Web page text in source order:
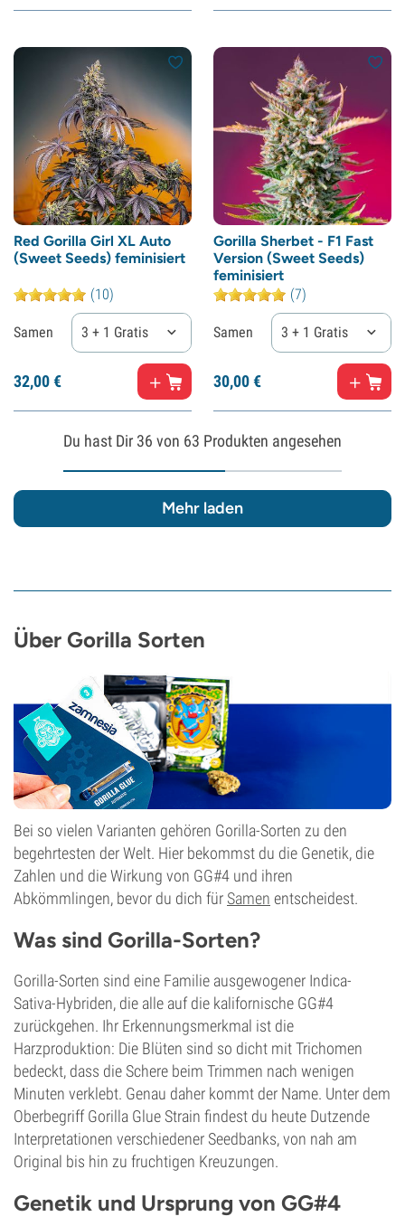
Red Gorilla Girl XL Auto
(Sweet Seeds) feminisiert
(10)
Samen 3 + 1 Gratis
32,00€
Gorilla Sherbet - F1 Fast
Version (Sweet Seeds)
feminisiert
(7)
Samen 3 + 1 Gratis
30,00€
Du hast Dir 36 von 63 Produkten angesehen
Mehr laden
Über Gorilla Sorten
Bei so vielen Varianten gehören Gorilla-Sorten zu den
begehrtesten der Welt. Hier bekommst du die Genetik, die
Zahlen und die Wirkung von GG#4 und ihren
Abkömmlingen, bevor du dich für Samen entscheidest.
Was sind Gorilla-Sorten?
Gorilla-Sorten sind eine Familie ausgewogener Indica-
Sativa-Hybriden, die alle auf die kalifornische GG#4
zurückgehen. Ihr Erkennungsmerkmal ist die
Harzproduktion: Die Blüten sind so dicht mit Trichomen
bedeckt, dass die Schere beim Trimmen nach wenigen
Minuten verklebt. Genau daher kommt der Name. Unter dem
Oberbegriff Gorilla Glue Strain findest du heute Dutzende
Interpretationen verschiedener Seedbanks, von nah am
Original bis hin zu fruchtigen Kreuzungen.
Genetik und Ursprung von GG#4